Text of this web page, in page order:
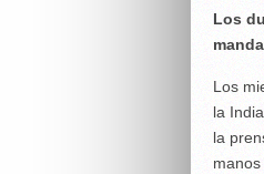
Los
Los
la
la